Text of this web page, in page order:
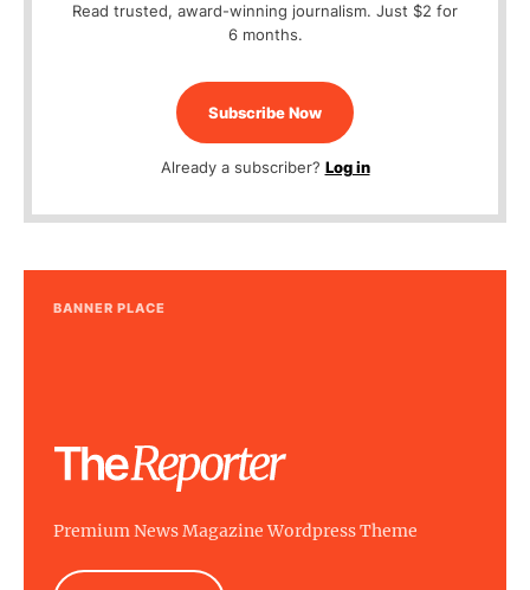
Read trusted, award-winning journalism. Just $2 for
6 months.
Subscribe Now
Already a subscriber? Log in
BANNER PLACE
Premium News Magazine Wordpress Theme